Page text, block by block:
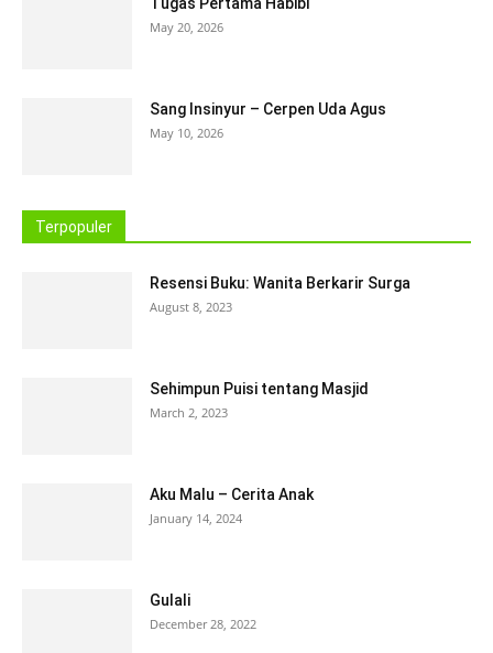
May 20, 2026
Sang Insinyur – Cerpen Uda Agus
May 10, 2026
Terpopuler
Resensi Buku: Wanita Berkarir Surga
August 8, 2023
Sehimpun Puisi tentang Masjid
March 2, 2023
Aku Malu – Cerita Anak
January 14, 2024
Gulali
December 28, 2022